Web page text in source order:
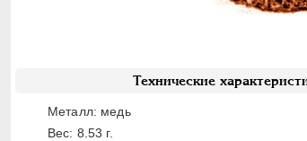
Технические
Металл: медь
Вес: 8.53 г.